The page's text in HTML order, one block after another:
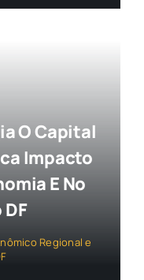
O Capital
Impacto
E No
Regional e